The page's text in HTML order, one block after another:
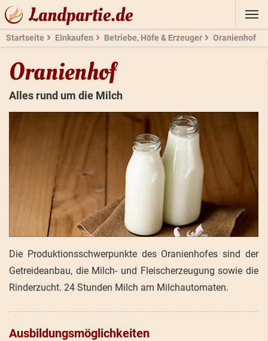
Landpartie.de
Startseite Einkaufen Betriebe, Höfe & Erzeuger Oranienhof
Oranienhof
Alles rund um die Milch
Die Produktionsschwerpunkte des Oranienhofes sind der
Getreideanbau, die Milch- und Fleischerzeugung sowie die
Rinderzucht. 24 Stunden Milch am Milchautomaten.
Ausbildungsmöglichkeiten